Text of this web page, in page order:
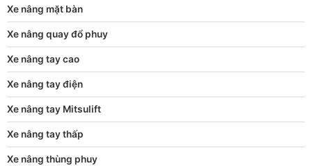
Xe nâng mặt bàn
Xe nâng quay đổ phuy
Xe nâng tay cao
Xe nâng tay điện
Xe nâng tay Mitsulift
Xe nâng tay thấp
Xe nâng thùng phuy